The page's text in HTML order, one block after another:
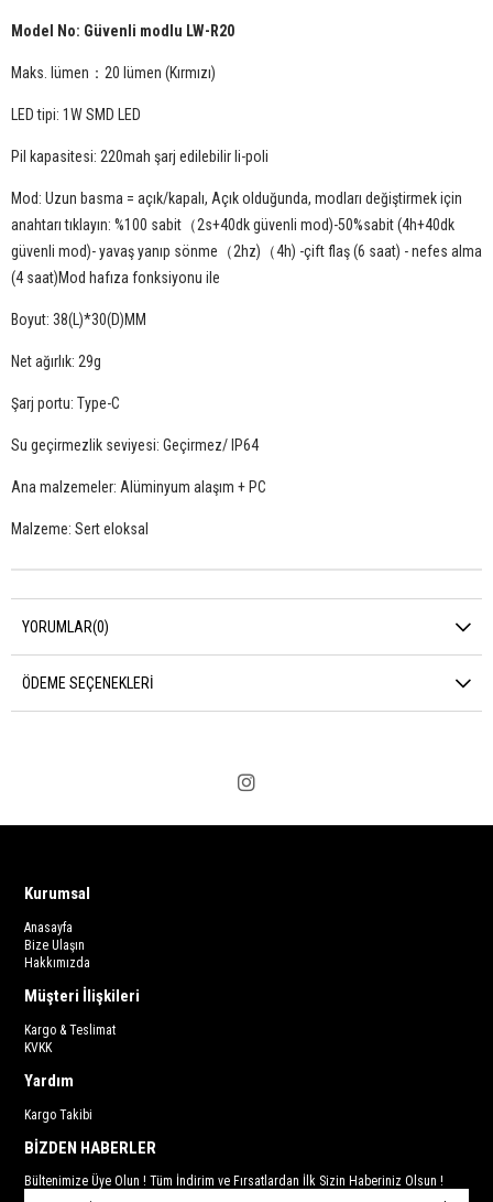
Model No: Güvenli modlu LW-R20
Maks. lümen：20 lümen (Kırmızı)
LED tipi: 1W SMD LED
Pil kapasitesi: 220mah şarj edilebilir li-poli
Mod: Uzun basma = açık/kapalı, Açık olduğunda, modları değiştirmek için
anahtarı tıklayın: %100 sabit（2s+40dk güvenli mod)-50%sabit (4h+40dk
güvenli mod)- yavaş yanıp sönme（2hz)（4h) -çift flaş (6 saat) - nefes alma
(4 saat)Mod hafıza fonksiyonu ile
Boyut: 38(L)*30(D)MM
Net ağırlık: 29g
Şarj portu: Type-C
Su geçirmezlik seviyesi: Geçirmez/ IP64
Ana malzemeler: Alüminyum alaşım + PC
Malzeme: Sert eloksal
YORUMLAR(0)
ÖDEME SEÇENEKLERI
Kurumsal
Anasayfa
Bize Ulaşın
Hakkımızda
Müşteri İlişkileri
Kargo & Teslimat
KVKK
Yardım
Kargo Takibi
BİZDEN HABERLER
Bültenimize Üye Olun ! Tüm İndirim ve Fırsatlardan İlk Sizin Haberiniz Olsun !